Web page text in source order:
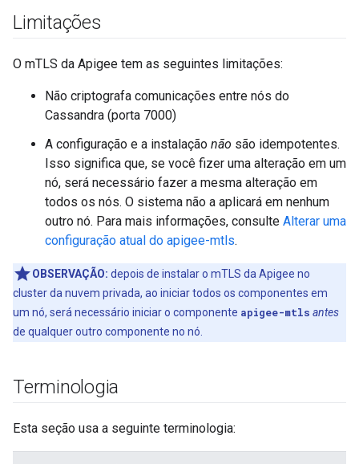
Limitações
O mTLS da Apigee tem as seguintes limitações:
Não criptografa comunicações entre nós do
Cassandra (porta 7000)
A configuração e a instalação não são idempotentes.
Isso significa que, se você fizer uma alteração em um
nó, será necessário fazer a mesma alteração em
todos os nós. O sistema não a aplicará em nenhum
outro nó. Para mais informações, consulte Alterar uma
configuração atual do apigee-mtls.
OBSERVAÇÃO: depois de instalar o mTLS da Apigee no
cluster da nuvem privada, ao iniciar todos os componentes em
um nó, será necessário iniciar o componente apigee-mtls antes
de qualquer outro componente no nó.
Terminologia
Esta seção usa a seguinte terminologia: